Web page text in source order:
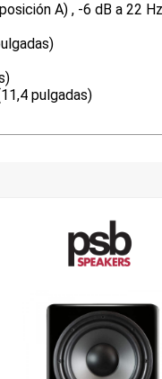
A) , -6 dB a 22
pulgadas)